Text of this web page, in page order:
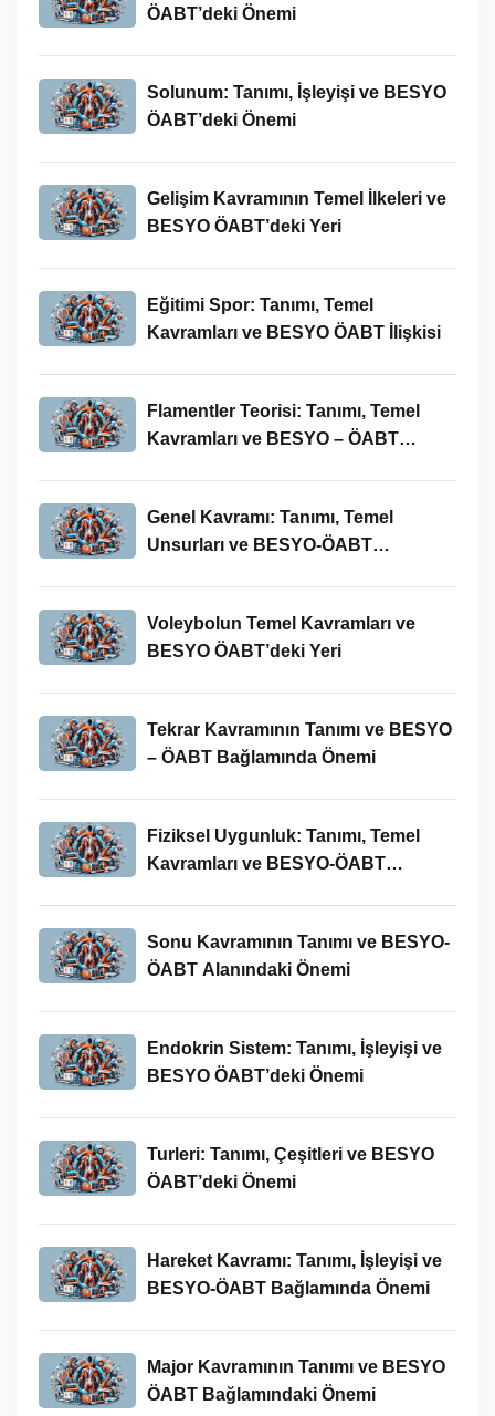
ÖABT’deki Önemi
Solunum: Tanımı, İşleyişi ve BESYO
ÖABT’deki Önemi
Gelişim Kavramının Temel İlkeleri ve
BESYO ÖABT’deki Yeri
Eğitimi Spor: Tanımı, Temel
Kavramları ve BESYO ÖABT İlişkisi
Flamentler Teorisi: Tanımı, Temel
Kavramları ve BESYO – ÖABT
Genel Kavramı: Tanımı, Temel
Unsurları ve BESYO-ÖABT
Voleybolun Temel Kavramları ve
BESYO ÖABT’deki Yeri
Tekrar Kavramının Tanımı ve BESYO
– ÖABT Bağlamında Önemi
Fiziksel Uygunluk: Tanımı, Temel
Kavramları ve BESYO-ÖABT
Sonu Kavramının Tanımı ve BESYO-
ÖABT Alanındaki Önemi
Endokrin Sistem: Tanımı, İşleyişi ve
BESYO ÖABT’deki Önemi
Turleri: Tanımı, Çeşitleri ve BESYO
ÖABT’deki Önemi
Hareket Kavramı: Tanımı, İşleyişi ve
BESYO-ÖABT Bağlamında Önemi
Major Kavramının Tanımı ve BESYO
ÖABT Bağlamındaki Önemi